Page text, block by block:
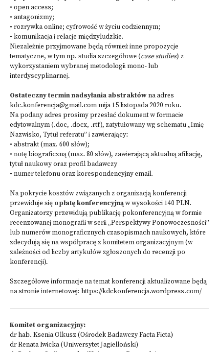
• open access;
• antagonizmy;
• rozrywka online; cyfrowość w życiu codziennym;
• komunikacja i relacje międzyludzkie.
Niezależnie przyjmowane będą również inne propozycje
tematyczne, w tym np. studia szczegółowe (case studies) z
wykorzystaniem wybranej metodologii mono- lub
interdyscyplinarnej.
Ostateczny termin nadsyłania abstraktówna adres
kdc.konferencja@gmail.com mija 15 listopada 2020 roku.
Na podany adres prosimy przesłać dokument w formacie
edytowalnym (.doc, .docx, .rtf), zatytułowany wg schematu „Imię
Nazwisko, Tytuł referatu” i zawierający:
• abstrakt (max. 600 słów);
• notę biograficzną (max. 80 słów), zawierającą aktualną afiliację,
tytuł naukowy oraz profil badawczy
• numer telefonu oraz korespondencyjny email.
Na pokrycie kosztów związanych z organizacją konferencji
przewiduje się opłatę konferencyjnąw wysokości 140 PLN.
Organizatorzy przewidują publikację pokonferencyjną w formie
recenzowanej monografii w serii „Perspektywy Ponowoczesności”
lub numerów monograficznych czasopismach naukowych, które
zdecydują się na współpracę z komitetem organizacyjnym (w
zależności od liczby artykułów zgłoszonych do recenzji po
konferencji).
Szczegółowe informacje na temat konferencji aktualizowane będą
na stronie internetowej: https://kdckonferencja.wordpress.com/
Komitet organizacyjny:
dr hab. Ksenia Olkusz (Ośrodek Badawczy Facta Ficta)
dr Renata Iwicka (Uniwersytet Jagielloński)